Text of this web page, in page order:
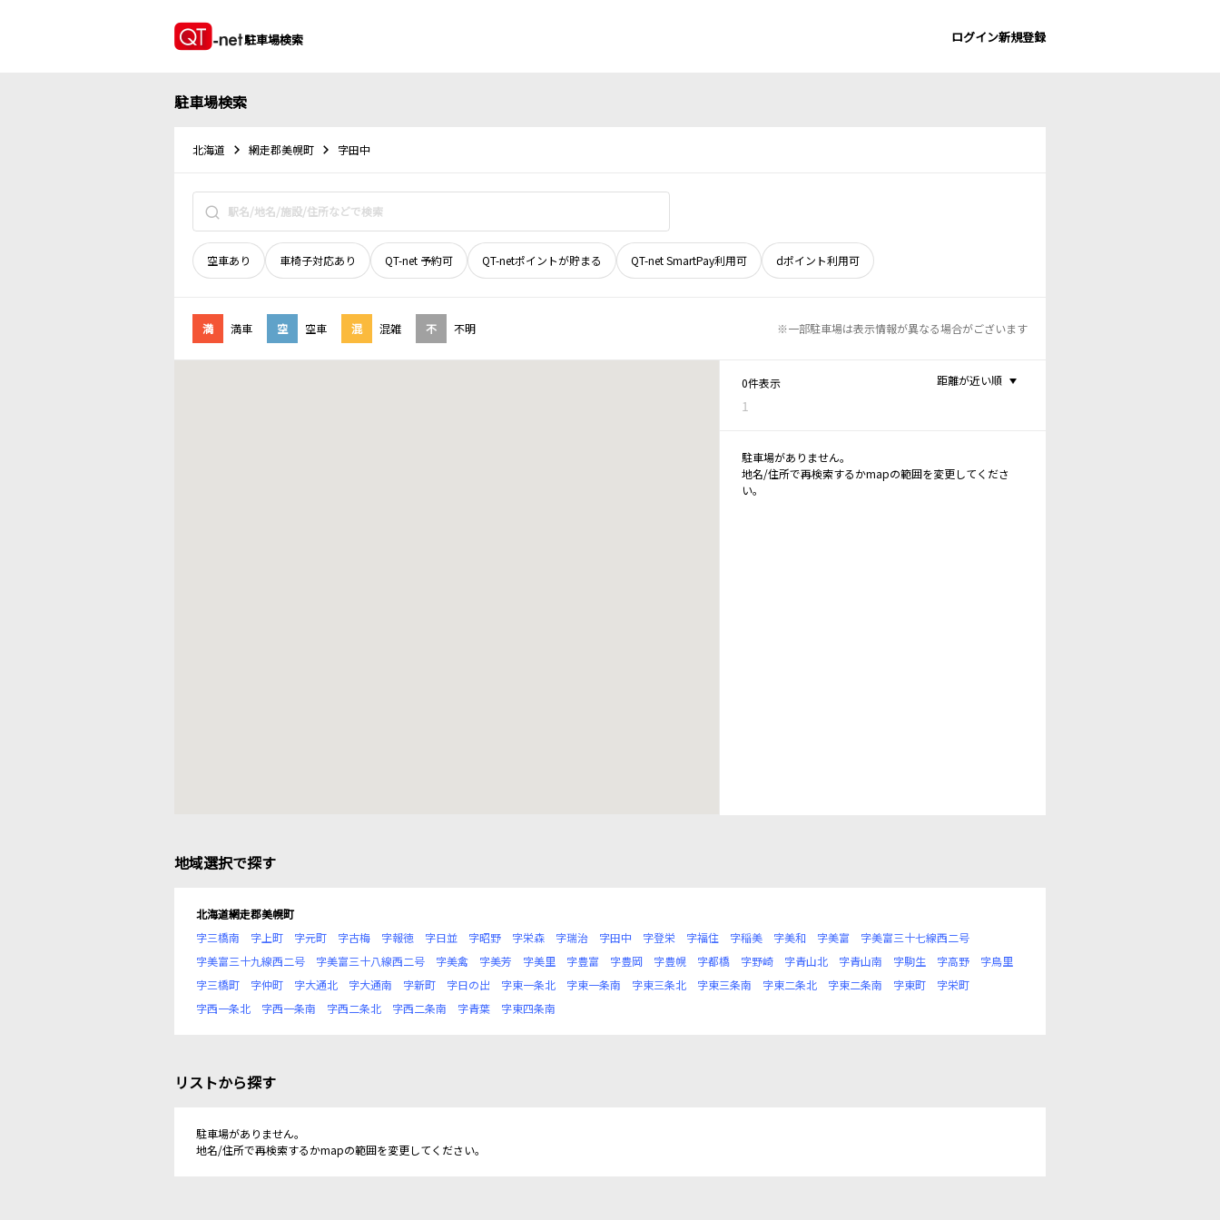
駐車場検索 ログイン新規登録
駐車場検索
北海道 網走郡美幌町 字田中
空車あり 車椅子対応あり QT-net 予約可 QT-netポイントが貯まる QT-net SmartPay利用可 dポイント利用可
満 満車 空 空車 混 混雑 不 不明 ※一部駐車場は表示情報が異なる場合がございます
0件表示
1
距離が近い順
駐車場がありません。
地名/住所で再検索するかmapの範囲を変更してくださ
い。
地域選択で探す
北海道網走郡美幌町
字三橋南
字上町 字元町 字古梅 字報徳 字日並 字昭野 字栄森 字瑞治 字田中 字登栄 字福住 字稲美 字美和 字美富
字美富三十七線西二号
字美富三十九線西二号
字美富三十八線西二号 字美禽 字美芳 字美里 字豊富 字豊岡 字豊幌 字都橋 字野崎 字青山北 字青山南 字駒生 字高野
字鳥里
字三橋町
字仲町 字大通北 字大通南 字新町 字日の出 字東一条北 字東一条南 字東三条北 字東三条南 字東二条北 字東二条南 字東町
字栄町
字西一条北
字西一条南 字西二条北 字西二条南 字青葉 字東四条南
リストから探す
駐車場がありません。
地名/住所で再検索するかmapの範囲を変更してください。